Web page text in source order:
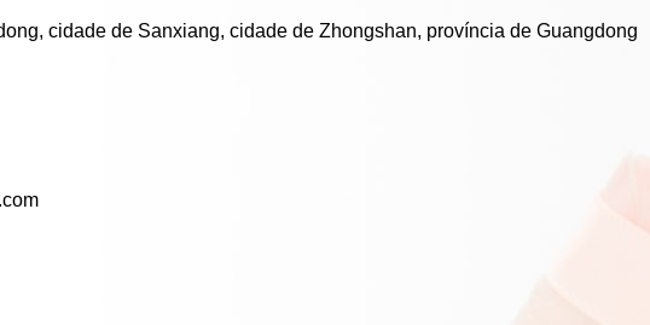
cidade de Sanxiang, cidade de Zhongshan, província de Guangdong